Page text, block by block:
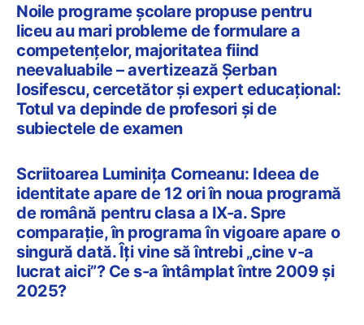
Noile programe școlare propuse pentru
liceu au mari probleme de formulare a
competențelor, majoritatea fiind
neevaluabile – avertizează Șerban
Iosifescu, cercetător și expert educațional:
Totul va depinde de profesori și de
subiectele de examen
Scriitoarea Luminița Corneanu: Ideea de
identitate apare de 12 ori în noua programă
de română pentru clasa a IX-a. Spre
comparație, în programa în vigoare apare o
singură dată. Îți vine să întrebi „cine v-a
lucrat aici”? Ce s-a întâmplat între 2009 și
2025?